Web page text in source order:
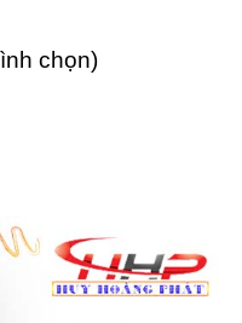
chọn)